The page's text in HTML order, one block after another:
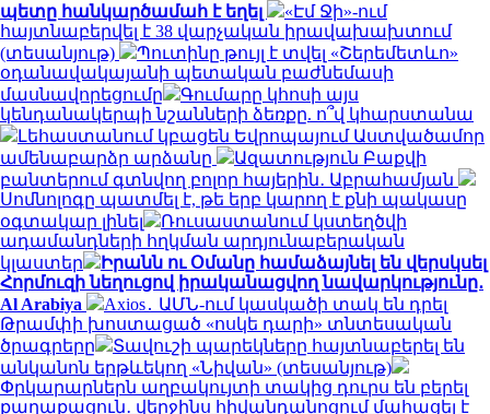
պետը հանկարծամահ է եղել
«Էմ Ջի»-ում
հայտնաբերվել է 38 վարչական իրավախախտում
(տեսանյութ)
Պուտինը թույլ է տվել «Շերեմետևո»
օդանավակայանի պետական բաժնեմասի
մասնավորեցումը
Գումարը կհոսի այս
կենդանակերպի նշանների ձեռքը. ո՞վ կհարստանա
Լեհաստանում կբացեն Եվրոպայում Աստվածամոր
ամենաբարձր արձանը
Ազատություն Բաքվի
բանտերում գտնվող բոլոր հայերին․ Աբրահամյան
Սոմնոլոգը պատմել է, թե երբ կարող է քնի պակասը
օգտակար լինել
Ռուսաստանում կստեղծվի
ադամանդների հղկման արդյունաբերական
կլաստեր
Իրանն ու Օմանը համաձայնել են վերսկսել
Հորմուզի նեղուցով իրականացվող նավարկությունը․
Al Arabiya
Axios․ ԱՄՆ-ում կասկածի տակ են դրել
Թրամփի խոստացած «ոսկե դարի» տնտեսական
ծրագրերը
Տավուշի պարեկները հայտնաբերել են
անկանոն երթևեկող «Նիվան» (տեսանյութ)
Փրկարարներն աղբակույտի տակից դուրս են բերել
քաղաքացուն․ վերջինս հիվանդանոցում մահացել է